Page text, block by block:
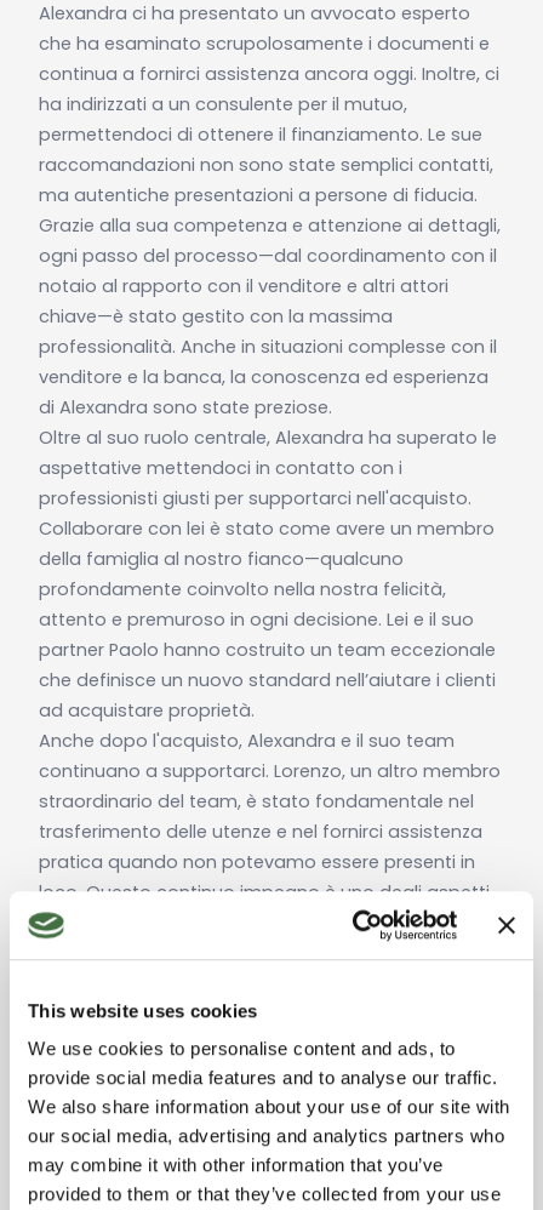
This website uses cookies
We use cookies to personalise content and ads, to
provide social media features and to analyse our traffic.
We also share information about your use of our site with
our social media, advertising and analytics partners who
may combine it with other information that you’ve
provided to them or that they’ve collected from your use
Alexandra ci ha presentato un avvocato esperto
che ha esaminato scrupolosamente i documenti e
continua a fornirci assistenza ancora oggi. Inoltre, ci
ha indirizzati a un consulente per il mutuo,
permettendoci di ottenere il finanziamento. Le sue
raccomandazioni non sono state semplici contatti,
ma autentiche presentazioni a persone di fiducia.
Grazie alla sua competenza e attenzione ai dettagli,
ogni passo del processo—dal coordinamento con il
notaio al rapporto con il venditore e altri attori
chiave—è stato gestito con la massima
professionalità. Anche in situazioni complesse con il
venditore e la banca, la conoscenza ed esperienza
di Alexandra sono state preziose.
Oltre al suo ruolo centrale, Alexandra ha superato le
aspettative mettendoci in contatto con i
professionisti giusti per supportarci nell'acquisto.
Collaborare con lei è stato come avere un membro
della famiglia al nostro fianco—qualcuno
profondamente coinvolto nella nostra felicità,
attento e premuroso in ogni decisione. Lei e il suo
partner Paolo hanno costruito un team eccezionale
che definisce un nuovo standard nell’aiutare i clienti
ad acquistare proprietà.
Anche dopo l'acquisto, Alexandra e il suo team
continuano a supportarci. Lorenzo, un altro membro
straordinario del team, è stato fondamentale nel
trasferimento delle utenze e nel fornirci assistenza
pratica quando non potevamo essere presenti in
loco. Questo continuo impegno è uno degli aspetti
più toccanti di questa esperienza—ci hanno trattati
team per aver trasformato il nostro sogno di
possedere una casa in Toscana in realtà. La loro
professionalità, gentilezza e dedizione ci hanno
lasciato un ricordo indelebile, e li raccomandiamo
senza riserve a chiunque stia cercando di
acquistare una proprietà in Italia.
Grazie di cuore,"